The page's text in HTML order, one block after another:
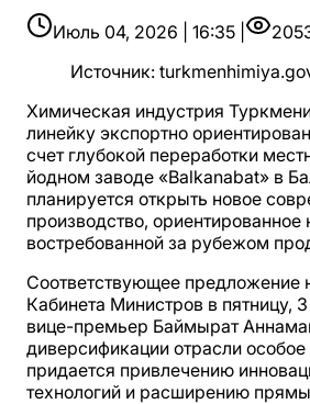
Июль 04, 2026 | 16:35 |
Источник:
Химическая индустрия
линейку экспортно
счет глубокой переработки
йодном заводе «Balkanabat» в
планируется открыть новое
производство, ориентированное
востребованной за рубежом
Соответствующее предложение
Кабинета Министров в пятницу,
вице-премьер Баймырат
диверсификации отрасли особое
придается привлечению
технологий и расширению